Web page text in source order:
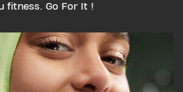
fitness. Go For It !